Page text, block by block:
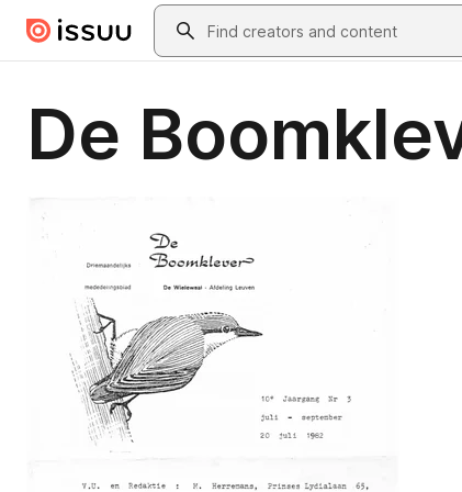
Skip to main contentSearch
De